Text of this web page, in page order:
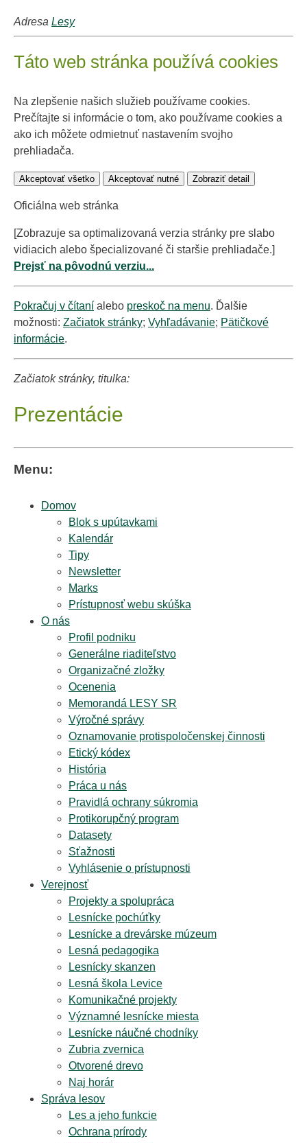
Adresa Lesy
Táto web stránka používá cookies
Na zlepšenie našich služieb používame cookies.
Prečítajte si informácie o tom, ako používame cookies a
ako ich môžete odmietnuť nastavením svojho
prehliadača.
Akceptovať všetko Akceptovať nutné Zobraziť detail
Oficiálna web stránka
[Zobrazuje sa optimalizovaná verzia stránky pre slabo
vidiacich alebo špecializované či staršie prehliadače.]
Prejsť na pôvodnú verziu...
Pokračuj v čítaní alebo preskoč na menu. Ďalšie
možnosti: Začiatok stránky; Vyhľadávanie; Pätičkové
informácie.
Začiatok stránky, titulka:
Prezentácie
Menu:
Domov
Blok s upútavkami
Kalendár
Tipy
Newsletter
Marks
Prístupnosť webu skúška
O nás
Profil podniku
Generálne riaditeľstvo
Organizačné zložky
Ocenenia
Memorandá LESY SR
Výročné správy
Oznamovanie protispoločenskej činnosti
Etický kódex
História
Práca u nás
Pravidlá ochrany súkromia
Protikorupčný program
Datasety
Sťažnosti
Vyhlásenie o prístupnosti
Verejnosť
Projekty a spolupráca
Lesnícke pochúťky
Lesnícke a drevárske múzeum
Lesná pedagogika
Lesnícky skanzen
Lesná škola Levice
Komunikačné projekty
Významné lesnícke miesta
Lesnícke náučné chodníky
Zubria zvernica
Otvorené drevo
Naj horár
Správa lesov
Les a jeho funkcie
Ochrana prírody